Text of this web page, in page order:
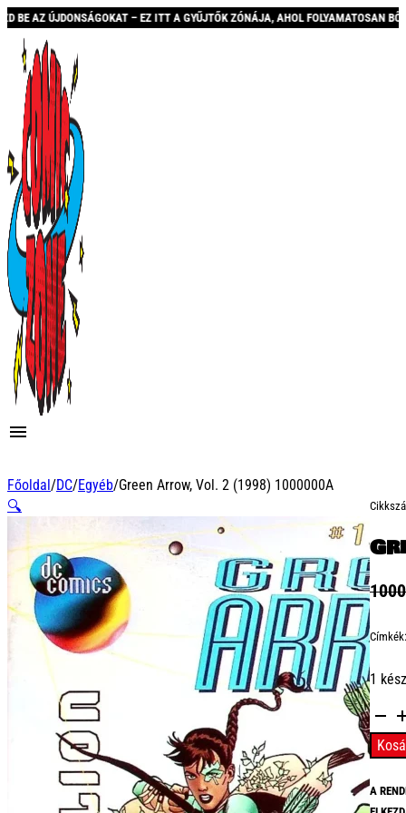
– EZ ITT A GYŰJTŐK ZÓNÁJA, AHOL FOLYAMATOSAN BŐVÜLŐ
Főoldal/DC/Egyéb/Green Arrow, Vol. 2 (1998) 1000000A
🔍
Címkék:
1
Green
Arrow,
Vol.
2
(1998)
A